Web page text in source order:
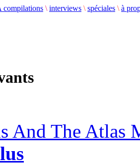
compilations \ interviews \ spéciales \ à
And The Atlas